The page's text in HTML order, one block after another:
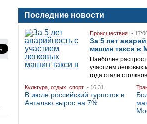
Последние новости
Происшествия •
За 5 лет
машин такси в
Наиболее
участием легковых
года стали
Культура, отдых, спорт • 16:31
В июле российский турпоток в
Анталью вырос на 7%